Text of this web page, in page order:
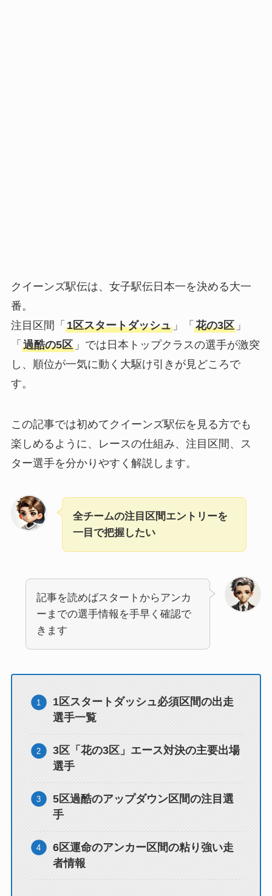
クイーンズ駅伝は、女子駅伝日本一を決める大一
番。
注目区間「 1区スタートダッシュ」「 花の3区」
「 過酷の5区」では日本トップクラスの選手が激突
し、順位が一気に動く大駆け引きが見どころで
す。
この記事では初めてクイーンズ駅伝を見る方でも
楽しめるように、レースの仕組み、注目区間、ス
ター選手を分かりやすく解説します。
全チームの注目区間エントリーを
一目で把握したい
記事を読めばスタートからアンカ
ーまでの選手情報を手早く確認で
きます
1区スタートダッシュ必須区間の出走
選手一覧
3区「花の3区」エース対決の主要出場
選手
5区過酷のアップダウン区間の注目選
手
6区運命のアンカー区間の粘り強い走
者情報